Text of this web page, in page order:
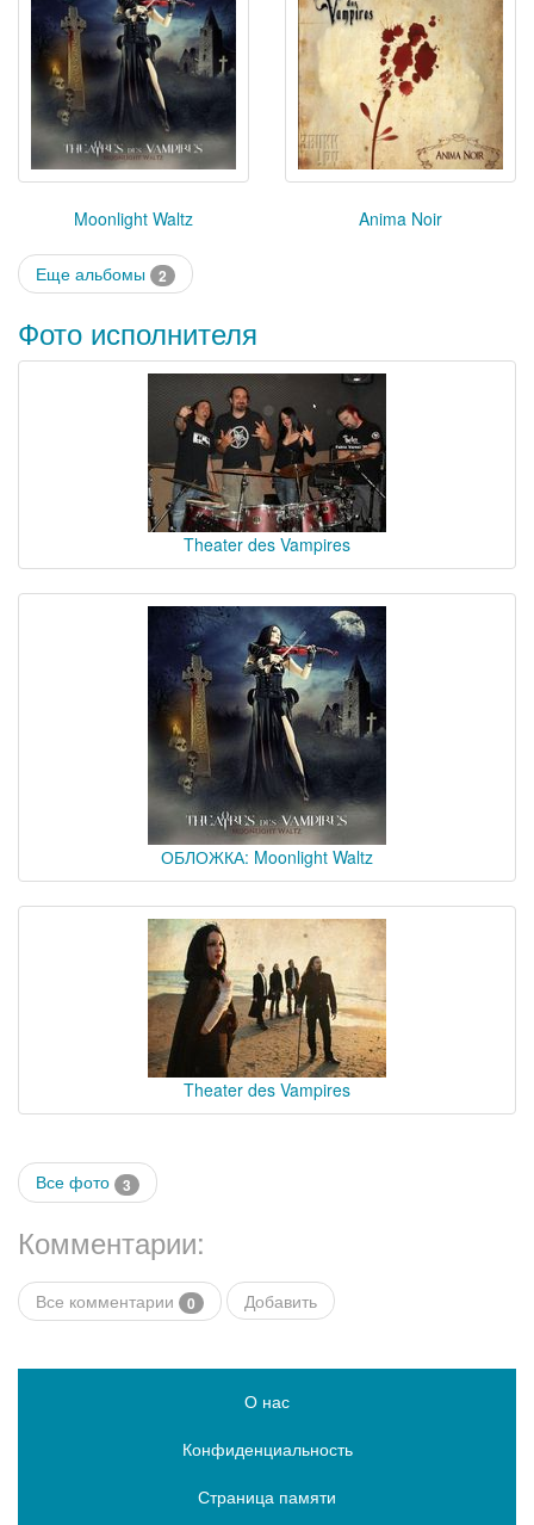
Moonlight Waltz Anima Noir
Еще альбомы 2
Фото исполнителя
Theater des Vampires
ОБЛОЖКА: Moonlight Waltz
Theater des Vampires
Все фото 3
Комментарии:
Все комментарии 0 Добавить
О нас
Конфиденциальность
Страница памяти